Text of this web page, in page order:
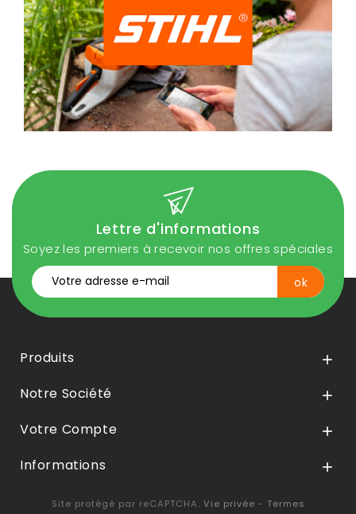
Lettre d'informations
Soyez les premiers à recevoir nos offres spéciales
Produits 
Notre Société 
Votre Compte 
Informations 
Site protégé par reCAPTCHA. Vie privée - Termes